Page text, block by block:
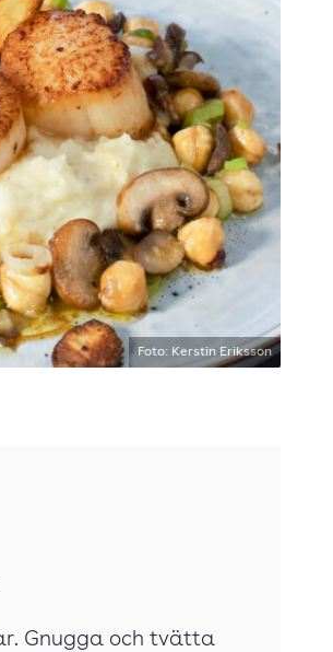
Foto: Kerstin Eriksson
Gnugga och tvätta